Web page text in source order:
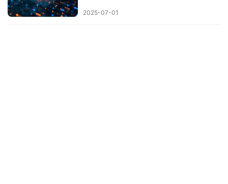
2025-07-01